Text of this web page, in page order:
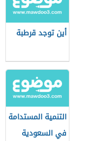
أين توجد قرطبة
التنمية المستدامة
في السعودية